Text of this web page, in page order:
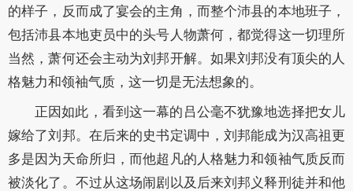
的样子，反而成了宴会的主角，而整个沛县的本地班子，
包括沛县本地吏员中的头号人物萧何，都觉得这一切理所
当然，萧何还会主动为刘邦开解。如果刘邦没有顶尖的人
格魅力和领袖气质，这一切是无法想象的。
正因如此，看到这一幕的吕公毫不犹豫地选择把女儿
嫁给了刘邦。在后来的史书定调中，刘邦能成为汉高祖更
多是因为天命所归，而他超凡的人格魅力和领袖气质反而
被淡化了。不过从这场闹剧以及后来刘邦义释刑徒并和他